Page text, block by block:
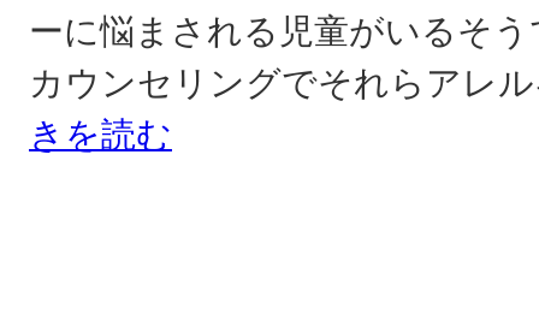
ーに悩まされる児童がいるそ
カウンセリングでそれらアレ
きを読む